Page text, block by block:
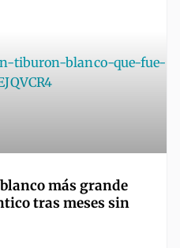
más grande
tras meses sin